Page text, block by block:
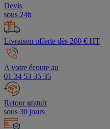
Devis
sous 24h
Livraison offerte dès 200 € HT
A votre écoute au
01 34 53 35 35
Retour gratuit
sous 30 jours